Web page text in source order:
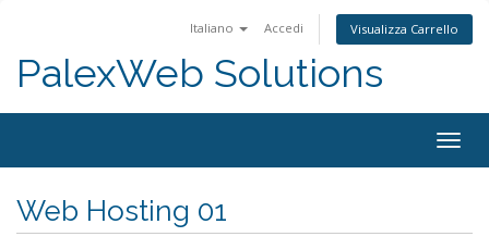
Italiano Accedi Visualizza Carrello
PalexWeb Solutions
Web Hosting 01